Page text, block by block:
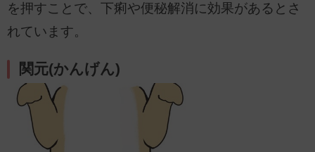
を押すことで、下痢や便秘解消に効果があるとさ
れています。
関元(かんげん)